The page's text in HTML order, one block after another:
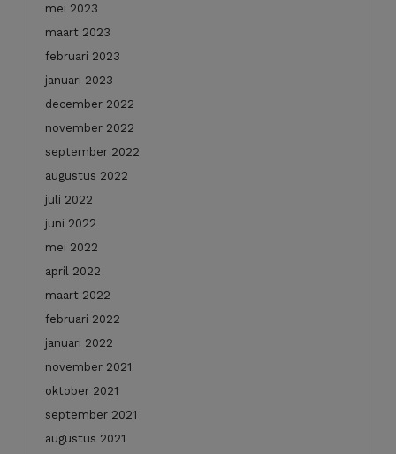
mei 2023
maart 2023
februari 2023
januari 2023
december 2022
november 2022
september 2022
augustus 2022
juli 2022
juni 2022
mei 2022
april 2022
maart 2022
februari 2022
januari 2022
november 2021
oktober 2021
september 2021
augustus 2021